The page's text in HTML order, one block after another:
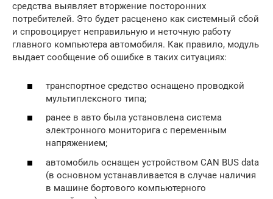
средства выявляет вторжение посторонних
потребителей. Это будет расценено как системный сбой
и спровоцирует неправильную и неточную работу
главного компьютера автомобиля. Как правило, модуль
выдает сообщение об ошибке в таких ситуациях:
транспортное средство оснащено проводкой
мультиплексного типа;
ранее в авто была установлена система
электронного мониторига с переменным
напряжением;
автомобиль оснащен устройством CAN BUS data
(в основном устанавливается в случае наличия
в машине бортового компьютерного